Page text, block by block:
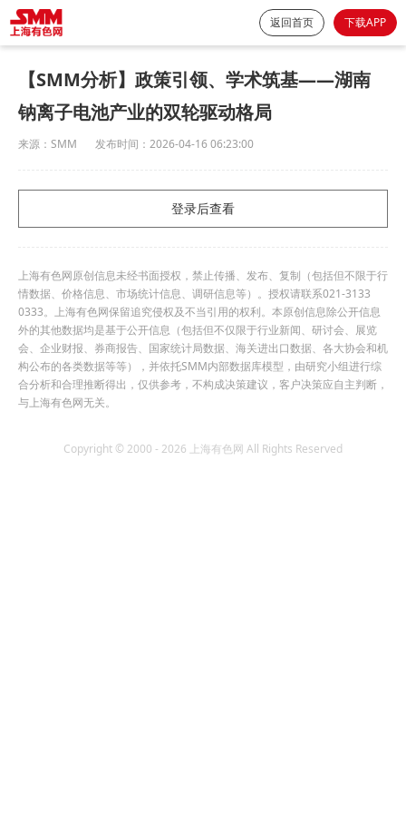
返回首页 下载APP
【SMM分析】政策引领、学术筑基——湖南
钠离子电池产业的双轮驱动格局
来源： SMM 发布时间： 2026-04-16 06:23:00
登录后查看
上海有色网原创信息未经书面授权，禁止传播、发布、复制（包括但不限于行
情数据、价格信息、市场统计信息、调研信息等）。授权请联系021-3133
0333。上海有色网保留追究侵权及不当引用的权利。本原创信息除公开信息
外的其他数据均是基于公开信息（包括但不仅限于行业新闻、研讨会、展览
会、企业财报、券商报告、国家统计局数据、海关进出口数据、各大协会和机
构公布的各类数据等等），并依托SMM内部数据库模型，由研究小组进行综
合分析和合理推断得出，仅供参考，不构成决策建议，客户决策应自主判断，
与上海有色网无关。
Copyright © 2000 - 2026 上海有色网 All Rights Reserved